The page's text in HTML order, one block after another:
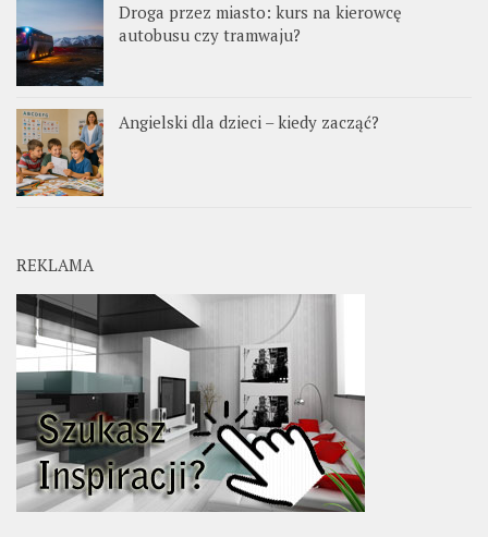
Droga przez miasto: kurs na kierowcę
autobusu czy tramwaju?
Angielski dla dzieci – kiedy zacząć?
REKLAMA